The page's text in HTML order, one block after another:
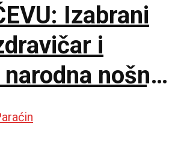
Izabrani
i
nošnja
trubača